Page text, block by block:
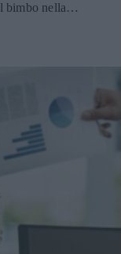
bimbo nella